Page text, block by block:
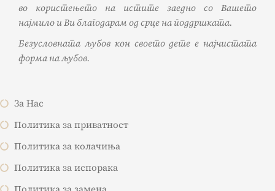
во користењето на истите заедно со Вашето
најмило и Ви благодарам од срце на поддршката.
Безусловната љубов кон своето дете е најчистата
форма на љубов.
За Нас
Политика за приватност
Политика за колачиња
Политика за испорака